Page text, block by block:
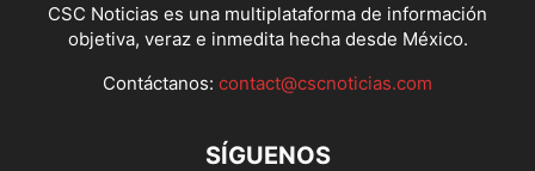
CSC Noticias es una multiplataforma de información
objetiva, veraz e inmedita hecha desde México.
Contáctanos: contact@cscnoticias.com
SÍGUENOS